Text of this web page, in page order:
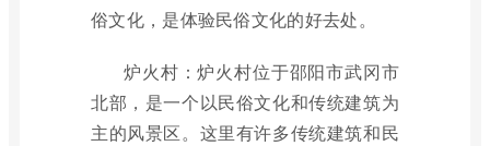
俗文化，是体验民俗文化的好去处。
炉火村：炉火村位于邵阳市武冈市
北部，是一个以民俗文化和传统建筑为
主的风景区。这里有许多传统建筑和民